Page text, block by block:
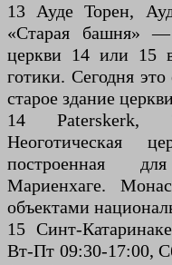
13 Ауде Торен,
«Старая башня»
церкви 14 или 15
готики. Сегодня это
старое здание
14 Paterskerk,
Неоготическая
построенная
Мариенхаге.
объектами
15 Синт-
Вт-Пт 09:30-17:00,